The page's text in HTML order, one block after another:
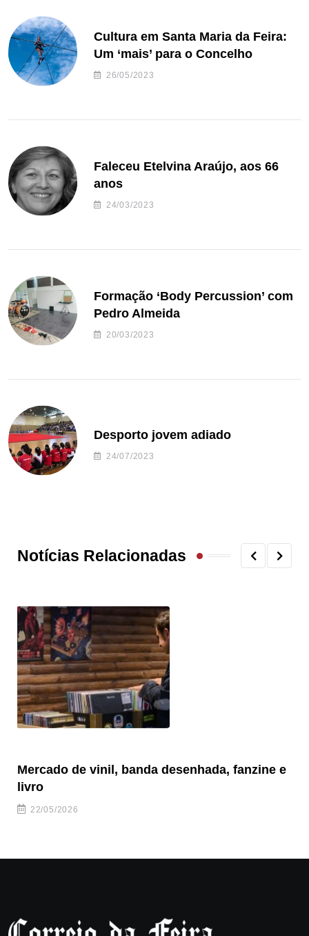
Cultura em Santa Maria da Feira:
Um ‘mais’ para o Concelho
26/05/2023
Faleceu Etelvina Araújo, aos 66
anos
24/03/2023
Formação ‘Body Percussion’ com
Pedro Almeida
20/03/2023
Desporto jovem adiado
24/07/2023
Notícias Relacionadas
Mercado de vinil, banda desenhada, fanzine e
livro
22/05/2026